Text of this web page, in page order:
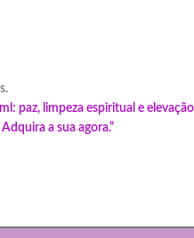
paz, limpeza espiritual e
a sua agora.”